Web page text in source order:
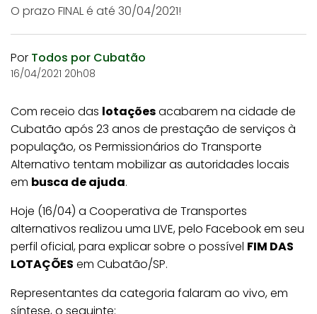
O prazo FINAL é até 30/04/2021!
Por Todos por Cubatão
16/04/2021 20h08
Com receio das lotaçõesacabarem na cidade de
Cubatão após 23 anos de prestação de serviços à
população, os Permissionários do Transporte
Alternativo tentam mobilizar as autoridades locais
em busca de ajuda.
Hoje (16/04) a Cooperativa de Transportes
alternativos realizou uma LIVE, pelo Facebook em seu
perfil oficial, para explicar sobre o possível FIM DAS
LOTAÇÕES em Cubatão/SP.
Representantes da categoria falaram ao vivo, em